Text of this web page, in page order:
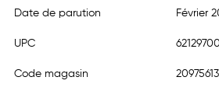
Date de parution Février
UPC
Code magasin 20975613